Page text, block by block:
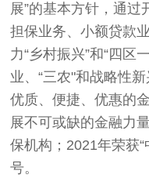
展”的基本方针，通
担保业务、小额贷款
力“乡村振兴”和“四区
业、“三农"和战略性
优质、便捷、优惠的
展不可或缺的金融力
保机构；2021年荣获
号。